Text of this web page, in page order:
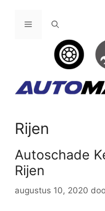
Menu
Rijen
Autoschade
Rijen
augustus 10, 2020